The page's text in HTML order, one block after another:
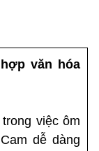
văn hóa
việc ôm
dễ dàng